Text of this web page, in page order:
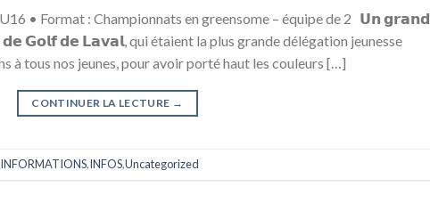
• Format : Championnats en greensome – équipe de 2 𝗨𝗻 𝗴𝗿𝗮𝗻𝗱
𝗚𝗼𝗹𝗳 𝗱𝗲 𝗟𝗮𝘃𝗮𝗹, qui étaient la plus grande délégation jeunesse
à tous nos jeunes, pour avoir porté haut les couleurs […]
CONTINUER LA LECTURE →
INFORMATIONS,INFOS,Uncategorized